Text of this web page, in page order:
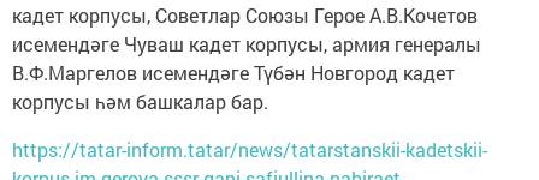
кадет корпусы, Советлар Союзы Герое А.В.Кочетов
исемендәге Чуваш кадет корпусы, армия генералы
В.Ф.Маргелов исемендәге Түбән Новгород кадет
корпусы һәм башкалар бар.
https://tatar-inform.tatar/news/tatarstanskii-kadetskii-